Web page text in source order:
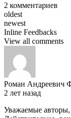
2 комментариев
oldest
newest
Inline Feedbacks
View all comments
Роман Андреевич
2 лет назад
Уважаемые авторы,